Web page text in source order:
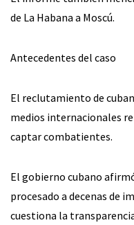
de La Habana a Moscú.
Antecedentes del caso
El reclutamiento de
medios internacionales
captar combatientes.
El gobierno cubano
procesado a decenas de
cuestiona la